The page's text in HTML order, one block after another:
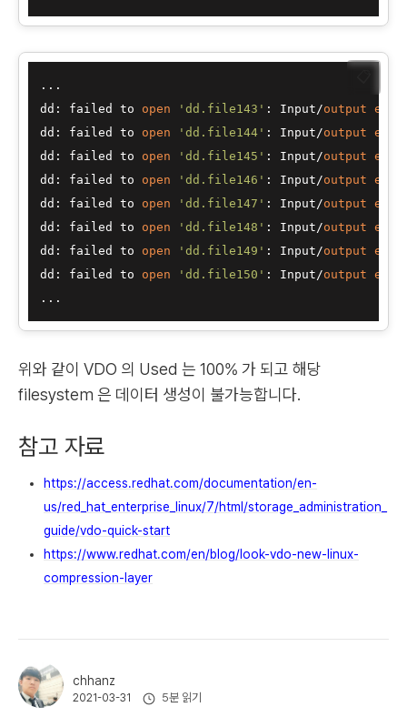
...
dd: failed to open 'dd.file143' : Input/output
dd: failed to open 'dd.file144' : Input/output
dd: failed to open 'dd.file145' : Input/output
dd: failed to open 'dd.file146' : Input/output
dd: failed to open 'dd.file147' : Input/output
dd: failed to open 'dd.file148' : Input/output
dd: failed to open 'dd.file149' : Input/output
dd: failed to open 'dd.file150' : Input/output
위와 같이 VDO 의 Used 는 100% 가 되고 해당
filesystem 은 데이터 생성이 불가능합니다.
참고 자료
https://access.redhat.com/documentation/en-
us/red_hat_enterprise_linux/7/html/storage_administration_
guide/vdo-quick-start
https://www.redhat.com/en/blog/look-vdo-new-linux-
compression-layer
chhanz
2021-03-31 5분 읽기